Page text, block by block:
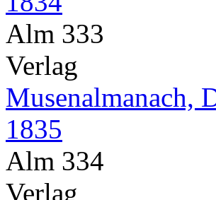
Alm 333
Verlag
Musenalmanach,
1835
Alm 334
Verlag